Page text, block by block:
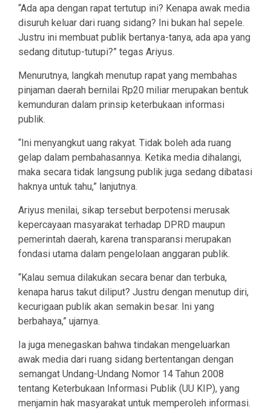
“Ada apa dengan rapat tertutup ini? Kenapa awak media
disuruh keluar dari ruang sidang? Ini bukan hal sepele.
Justru ini membuat publik bertanya-tanya, ada apa yang
sedang ditutup-tutupi?” tegas Ariyus.
Menurutnya, langkah menutup rapat yang membahas
pinjaman daerah bernilai Rp20 miliar merupakan bentuk
kemunduran dalam prinsip keterbukaan informasi
publik.
“Ini menyangkut uang rakyat. Tidak boleh ada ruang
gelap dalam pembahasannya. Ketika media dihalangi,
maka secara tidak langsung publik juga sedang dibatasi
haknya untuk tahu,” lanjutnya.
Ariyus menilai, sikap tersebut berpotensi merusak
kepercayaan masyarakat terhadap DPRD maupun
pemerintah daerah, karena transparansi merupakan
fondasi utama dalam pengelolaan anggaran publik.
“Kalau semua dilakukan secara benar dan terbuka,
kenapa harus takut diliput? Justru dengan menutup diri,
kecurigaan publik akan semakin besar. Ini yang
berbahaya,” ujarnya.
Ia juga menegaskan bahwa tindakan mengeluarkan
awak media dari ruang sidang bertentangan dengan
semangat Undang-Undang Nomor 14 Tahun 2008
tentang Keterbukaan Informasi Publik (UU KIP), yang
menjamin hak masyarakat untuk memperoleh informasi.